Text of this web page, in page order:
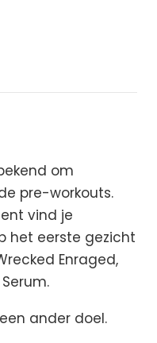
om
pre-workouts.
vind je
het eerste gezicht
Enraged,
ander doel.